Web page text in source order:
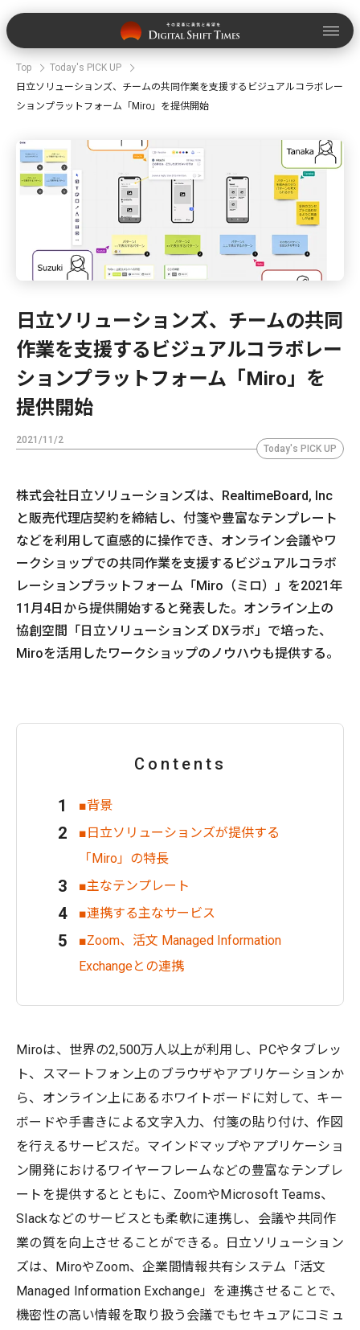
Top
Today's PICK UP
日立ソリューションズ、チームの共同作業を支援するビジュアルコラボレー
ションプラットフォーム「Miro」を提供開始
日立ソリューションズ、チームの共同
作業を支援するビジュアルコラボレー
ションプラットフォーム「Miro」を
提供開始
2021/11/2
Today's PICK UP
株式会社日立ソリューションズは、RealtimeBoard, Inc
と販売代理店契約を締結し、付箋や豊富なテンプレート
などを利用して直感的に操作でき、オンライン会議やワ
ークショップでの共同作業を支援するビジュアルコラボ
レーションプラットフォーム「Miro（ミロ）」を2021年
11月4日から提供開始すると発表した。オンライン上の
協創空間「日立ソリューションズ DXラボ」で培った、
Miroを活用したワークショップのノウハウも提供する。
Contents
■背景
■日立ソリューションズが提供する
「Miro」の特長
■主なテンプレート
■連携する主なサービス
■Zoom、活文 Managed Information
Exchangeとの連携
Miroは、世界の2,500万人以上が利用し、PCやタブレッ
ト、スマートフォン上のブラウザやアプリケーションか
ら、オンライン上にあるホワイトボードに対して、キー
ボードや手書きによる文字入力、付箋の貼り付け、作図
を行えるサービスだ。マインドマップやアプリケーショ
ン開発におけるワイヤーフレームなどの豊富なテンプレ
ートを提供するとともに、ZoomやMicrosoft Teams、
Slackなどのサービスとも柔軟に連携し、会議や共同作
業の質を向上させることができる。日立ソリューション
ズは、MiroやZoom、企業間情報共有システム「活文
Managed Information Exchange」を連携させることで、
機密性の高い情報を取り扱う会議でもセキュアにコミュ